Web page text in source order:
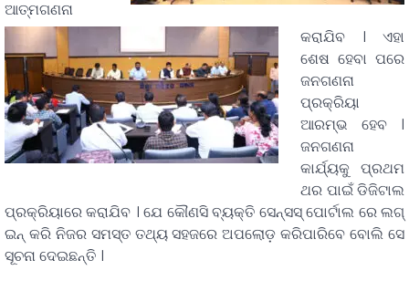
ଆତ୍ମଗଣନା
କରାଯିବ । ଏହା
ଶେଷ ହେବା ପରେ
ଜନଗଣନା
ପ୍ରକ୍ରିୟା
ଆରମ୍ଭ ହେବ ।
ଜନଗଣନା
କାର୍ଯ୍ୟକୁ ପ୍ରଥମ
ଥର ପାଇଁ ଡିଜିଟାଲ
ପ୍ରକ୍ରିୟାରେ କରାଯିବ । ଯେ କୌଣସି ବ୍ୟକ୍ତି ସେନ୍ସସ୍ ପୋର୍ଟାଲ ରେ ଲଗ୍
ଇନ୍ କରି ନିଜର ସମସ୍ତ ତଥ୍ୟ ସହଜରେ ଅପଲୋଡ଼ କରିପାରିବେ ବୋଲି ସେ
ସୂଚନା ଦେଇଛନ୍ତି ।